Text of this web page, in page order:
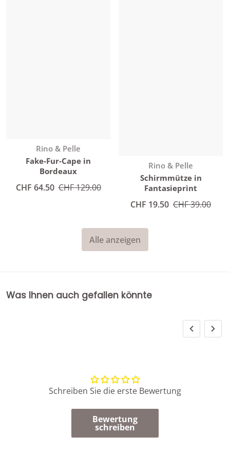
Anbieter:
Rino & Pelle
Fake-Fur-Cape in
Bordeaux
Angebotspreis
CHF 64.50 Normaler Preis
CHF 129.00
Anbieter:
Rino & Pelle
Schirmmütze in
Fantasieprint
Angebotspreis
CHF 19.50 Normaler Preis
CHF 39.00
Alle anzeigen
Was Ihnen auch gefallen könnte
Schreiben Sie die erste Bewertung
Bewertung
schreiben